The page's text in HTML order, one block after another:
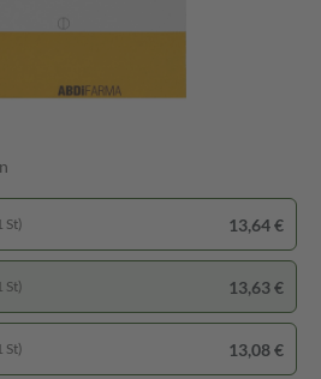
St) 13,64 €
St) 13,63 €
St) 13,08 €